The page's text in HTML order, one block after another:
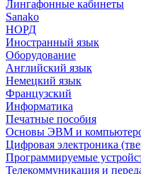
Лингафонные кабинеты
Sanako
НОРД
Иностранный язык
Оборудование
Английский язык
Немецкий язык
Французский
Информатика
Печатные пособия
Основы ЭВМ и
Цифровая электроника
Программируемые
Телекоммуникация и